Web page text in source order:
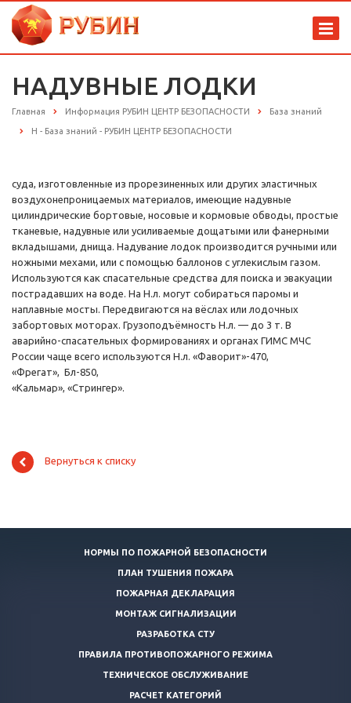
НАДУВНЫЕ ЛОДКИ
Главная Информация РУБИН ЦЕНТР БЕЗОПАСНОСТИ База знаний
Н - База знаний - РУБИН ЦЕНТР БЕЗОПАСНОСТИ
суда, изготовленные из прорезиненных или других эластичных
воздухонепроницаемых материалов, имеющие надувные
цилиндрические бортовые, носовые и кормовые обводы, простые
тканевые, надувные или усиливаемые дощатыми или фанерными
вкладышами, днища. Надувание лодок производится ручными или
ножными мехами, или с помощью баллонов с углекислым газом.
Используются как спасательные средства для поиска и эвакуации
пострадавших на воде. На Н.л. могут собираться паромы и
наплавные мосты. Передвигаются на вёслах или лодочных
забортовых моторах. Грузоподъёмность Н.л. — до 3 т. В
аварийно-спасательных формированиях и органах ГИМС МЧС
России чаще всего используются Н.л. «Фаворит»-470,
«Фрегат», Бл-850,
«Кальмар», «Стрингер».
Вернуться к списку
НОРМЫ ПО ПОЖАРНОЙ БЕЗОПАСНОСТИ
ПЛАН ТУШЕНИЯ ПОЖАРА
ПОЖАРНАЯ ДЕКЛАРАЦИЯ
МОНТАЖ СИГНАЛИЗАЦИИ
РАЗРАБОТКА СТУ
ПРАВИЛА ПРОТИВОПОЖАРНОГО РЕЖИМА
ТЕХНИЧЕСКОЕ ОБСЛУЖИВАНИЕ
РАСЧЕТ КАТЕГОРИЙ